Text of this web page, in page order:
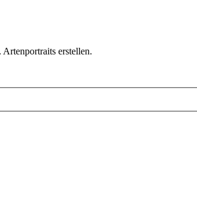
erstellen.